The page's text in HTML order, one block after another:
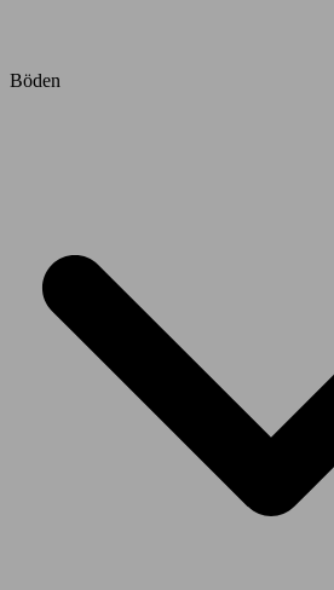
Böden